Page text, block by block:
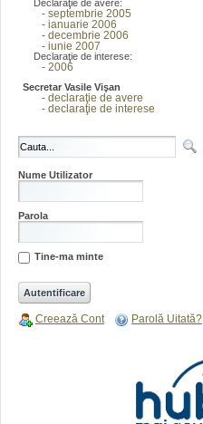
Declaraţie de avere:
- septembrie 2005
- ianuarie 2006
- decembrie 2006
- iunie 2007
Declaraţie de interese:
- 2006
Secretar Vasile Vişan
- declaraţie de avere
- declaraţie de interese
Nume Utilizator
Parola
Tine-ma minte
Creează Cont Parolă Uitată?